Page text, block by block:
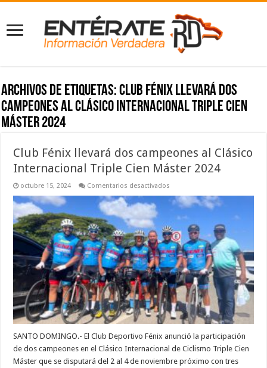
Archivos de etiquetas:Club Fénix llevará dos
campeones al Clásico Internacional Triple Cien
Máster 2024
Club Fénix llevará dos campeones al Clásico
Internacional Triple Cien Máster 2024
octubre 15, 2024 Comentarios desactivados
Fénix
llevará
dos
campeones
al
Clásico
Internacional
Triple
Cien
Máster
2024
SANTO DOMINGO.- El Club Deportivo Fénix anunció la participación
de dos campeones en el Clásico Internacional de Ciclismo Triple Cien
Máster que se disputará del 2 al 4 de noviembre próximo con tres